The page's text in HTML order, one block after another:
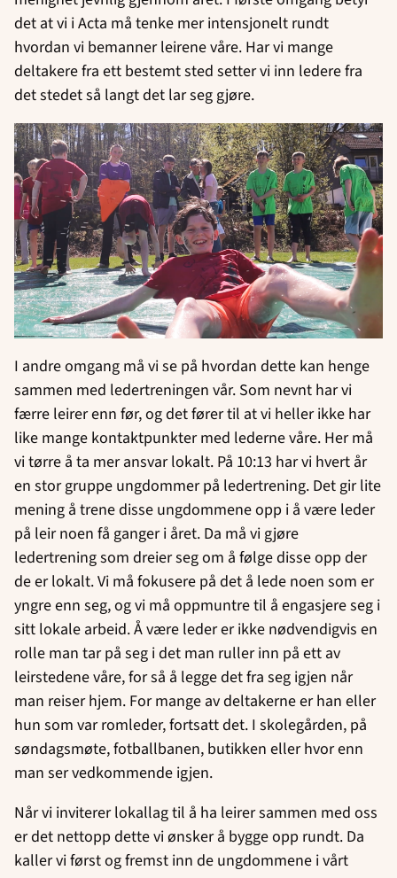
det at vi i Acta må tenke mer intensjonelt rundt
hvordan vi bemanner leirene våre. Har vi mange
deltakere fra ett bestemt sted setter vi inn ledere fra
det stedet så langt det lar seg gjøre.
I andre omgang må vi se på hvordan dette kan henge
sammen med ledertreningen vår. Som nevnt har vi
færre leirer enn før, og det fører til at vi heller ikke har
like mange kontaktpunkter med lederne våre. Her må
vi tørre å ta mer ansvar lokalt. På 10:13 har vi hvert år
en stor gruppe ungdommer på ledertrening. Det gir lite
mening å trene disse ungdommene opp i å være leder
på leir noen få ganger i året. Da må vi gjøre
ledertrening som dreier seg om å følge disse opp der
de er lokalt. Vi må fokusere på det å lede noen som er
yngre enn seg, og vi må oppmuntre til å engasjere seg i
sitt lokale arbeid. Å være leder er ikke nødvendigvis en
rolle man tar på seg i det man ruller inn på ett av
leirstedene våre, for så å legge det fra seg igjen når
man reiser hjem. For mange av deltakerne er han eller
hun som var romleder, fortsatt det. I skolegården, på
søndagsmøte, fotballbanen, butikken eller hvor enn
man ser vedkommende igjen.
Når vi inviterer lokallag til å ha leirer sammen med oss
er det nettopp dette vi ønsker å bygge opp rundt. Da
kaller vi først og fremst inn de ungdommene i vårt